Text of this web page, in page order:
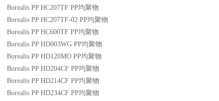
Borealis PP HC207TF PP均聚物
Borealis PP HC207TF-02 PP均聚物
Borealis PP HC600TF PP均聚物
Borealis PP HD003WG PP均聚物
Borealis PP HD120MO PP均聚物
Borealis PP HD204CF PP均聚物
Borealis PP HD214CF PP均聚物
Borealis PP HD234CF PP均聚物